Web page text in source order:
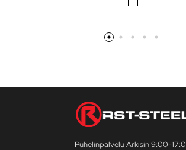
Puhelinpalvelu Arkisin 9:00-